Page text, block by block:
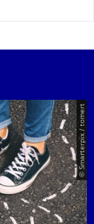
© Smarterpix / tomert